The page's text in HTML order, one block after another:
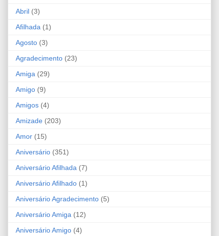
Abril (3)
Afilhada (1)
Agosto (3)
Agradecimento (23)
Amiga (29)
Amigo (9)
Amigos (4)
Amizade (203)
Amor (15)
Aniversário (351)
Aniversário Afilhada (7)
Aniversário Afilhado (1)
Aniversário Agradecimento (5)
Aniversário Amiga (12)
Aniversário Amigo (4)